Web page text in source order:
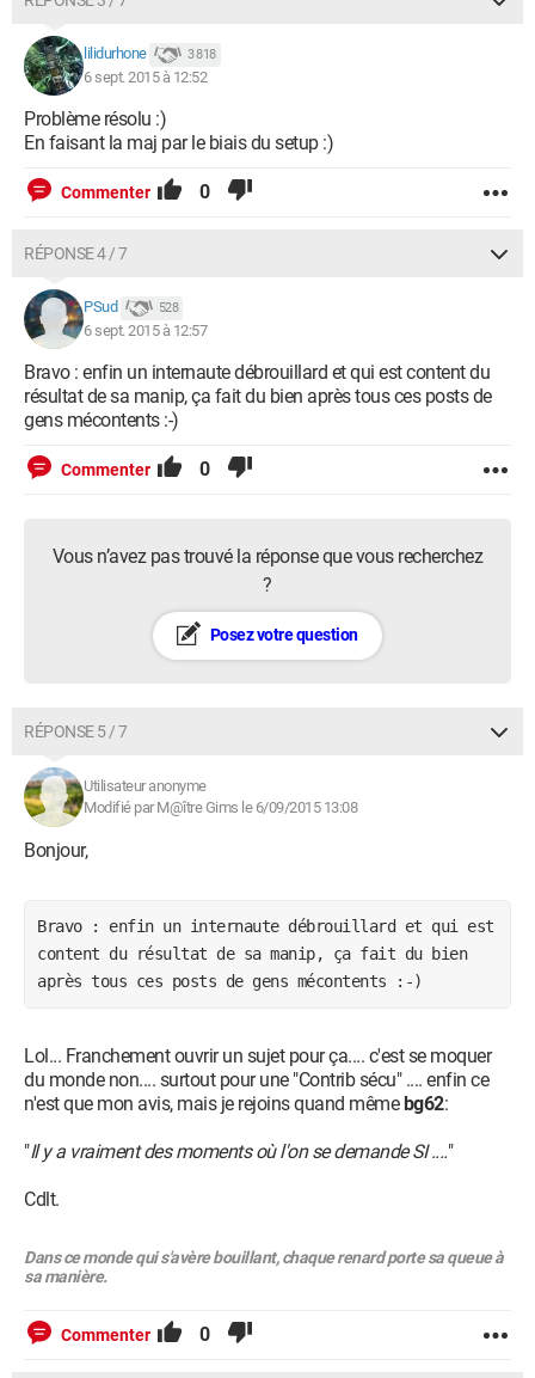
lilidurhone 3 818
6 sept. 2015 à 12:52
Problème résolu :)
En faisant la maj par le biais du setup :)
Commenter 0
RÉPONSE 4 / 7
PSud 528
6 sept. 2015 à 12:57
Bravo : enfin un internaute débrouillard et qui est content du
résultat de sa manip, ça fait du bien après tous ces posts de
gens mécontents :-)
Commenter 0
Vous n’avez pas trouvé la réponse que vous recherchez
?
Posez votre question
RÉPONSE 5 / 7
Utilisateur anonyme
Modifié par M@ître Gims le 6/09/2015 13:08
Bonjour,
Bravo : enfin un internaute débrouillard et qui est
content du résultat de sa manip, ça fait du bien
après tous ces posts de gens mécontents :-)
Lol... Franchement ouvrir un sujet pour ça.... c'est se moquer
du monde non.... surtout pour une "Contrib sécu" .... enfin ce
n'est que mon avis, mais je rejoins quand mêmebg62:
"Il y a vraiment des moments où l'on se demande SI ...."
Cdlt.
Dans ce monde qui s'avère bouillant, chaque renard porte sa queue à
sa manière.
Commenter 0